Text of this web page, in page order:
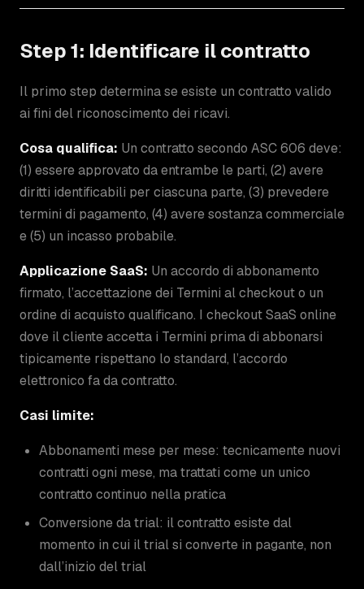
Step 1: Identificare il contratto
Il primo step determina se esiste un contratto valido
ai fini del riconoscimento dei ricavi.
Cosa qualifica: Un contratto secondo ASC 606 deve:
(1) essere approvato da entrambe le parti, (2) avere
diritti identificabili per ciascuna parte, (3) prevedere
termini di pagamento, (4) avere sostanza commerciale
e (5) un incasso probabile.
Applicazione SaaS: Un accordo di abbonamento
firmato, l’accettazione dei Termini al checkout o un
ordine di acquisto qualificano. I checkout SaaS online
dove il cliente accetta i Termini prima di abbonarsi
tipicamente rispettano lo standard, l’accordo
elettronico fa da contratto.
Casi limite:
Abbonamenti mese per mese: tecnicamente nuovi
contratti ogni mese, ma trattati come un unico
contratto continuo nella pratica
Conversione da trial: il contratto esiste dal
momento in cui il trial si converte in pagante, non
dall’inizio del trial